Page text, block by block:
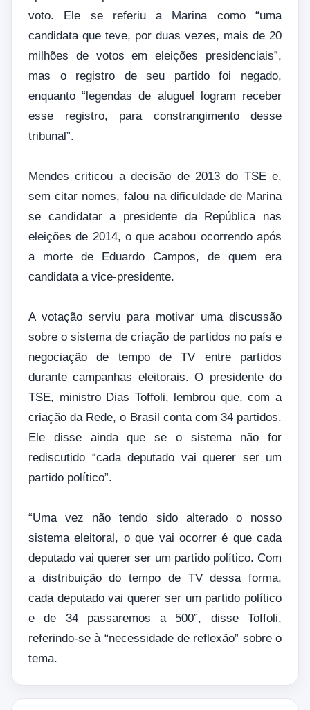
voto. Ele se referiu a Marina como “uma
candidata que teve, por duas vezes, mais de 20
milhões de votos em eleições presidenciais”,
mas o registro de seu partido foi negado,
enquanto “legendas de aluguel logram receber
esse registro, para constrangimento desse
tribunal”.
Mendes criticou a decisão de 2013 do TSE e,
sem citar nomes, falou na dificuldade de Marina
se candidatar a presidente da República nas
eleições de 2014, o que acabou ocorrendo após
a morte de Eduardo Campos, de quem era
candidata a vice-presidente.
A votação serviu para motivar uma discussão
sobre o sistema de criação de partidos no país e
negociação de tempo de TV entre partidos
durante campanhas eleitorais. O presidente do
TSE, ministro Dias Toffoli, lembrou que, com a
criação da Rede, o Brasil conta com 34 partidos.
Ele disse ainda que se o sistema não for
rediscutido “cada deputado vai querer ser um
partido político”.
“Uma vez não tendo sido alterado o nosso
sistema eleitoral, o que vai ocorrer é que cada
deputado vai querer ser um partido político. Com
a distribuição do tempo de TV dessa forma,
cada deputado vai querer ser um partido político
e de 34 passaremos a 500”, disse Toffoli,
referindo-se à “necessidade de reflexão” sobre o
tema.